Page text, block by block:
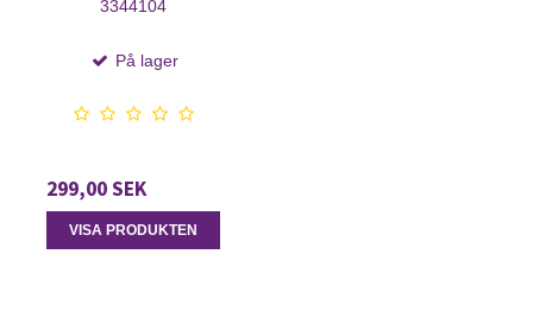
3344104
På lager
299,00 SEK
VISA PRODUKTEN